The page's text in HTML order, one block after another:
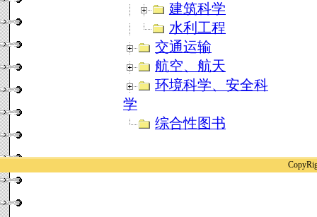
建筑科学
水利工程
交通运输
航空、航天
环境科学、安全科
学
综合性图书